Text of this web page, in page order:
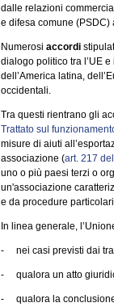
dalle relazioni
e difesa comune
Numerosi accordi
dialogo politico tra l’UE
dell’America latina,
occidentali.
Tra questi rientrano gli
Trattato sul
misure di aiuti
associazione (art. 217
uno o più paesi terzi o
un'associazione
e da procedure
In linea generale,
- nei casi previsti dai
- qualora un atto
- qualora la conclusione